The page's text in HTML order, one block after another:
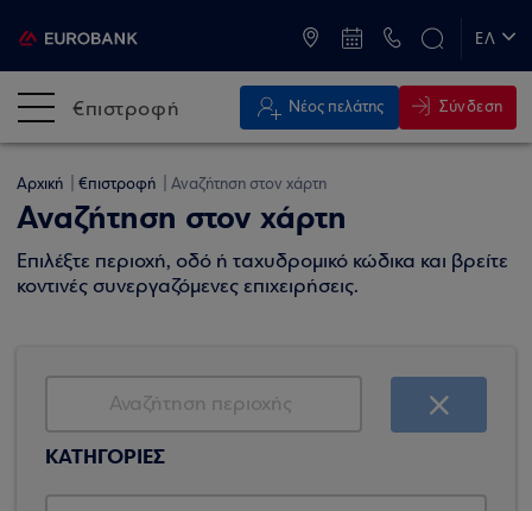
ΕΛ
€πιστροφή Νέος πελάτης Σύνδεση
Αρχική €πιστροφή Αναζήτηση στον χάρτη
Αναζήτηση στον χάρτη
Επιλέξτε περιοχή, οδό ή ταχυδρομικό κώδικα και βρείτε
κοντινές συνεργαζόμενες επιχειρήσεις.
ΚΑΤΗΓΟΡΙΕΣ